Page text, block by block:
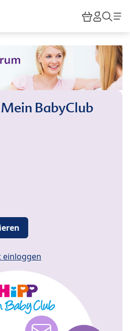
HiPP
BabyClub
einloggen